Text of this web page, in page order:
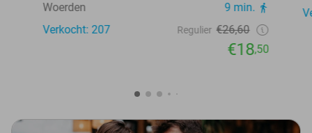
Woerden
9 min.
Verkocht: 207
Regulier €26,60
€18,50